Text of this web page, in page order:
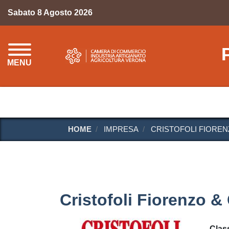
Sabato 8 Agosto 2026
MENU
HOME IMPRESA CRISTOFOLI
Cristofoli Fiorenzo &